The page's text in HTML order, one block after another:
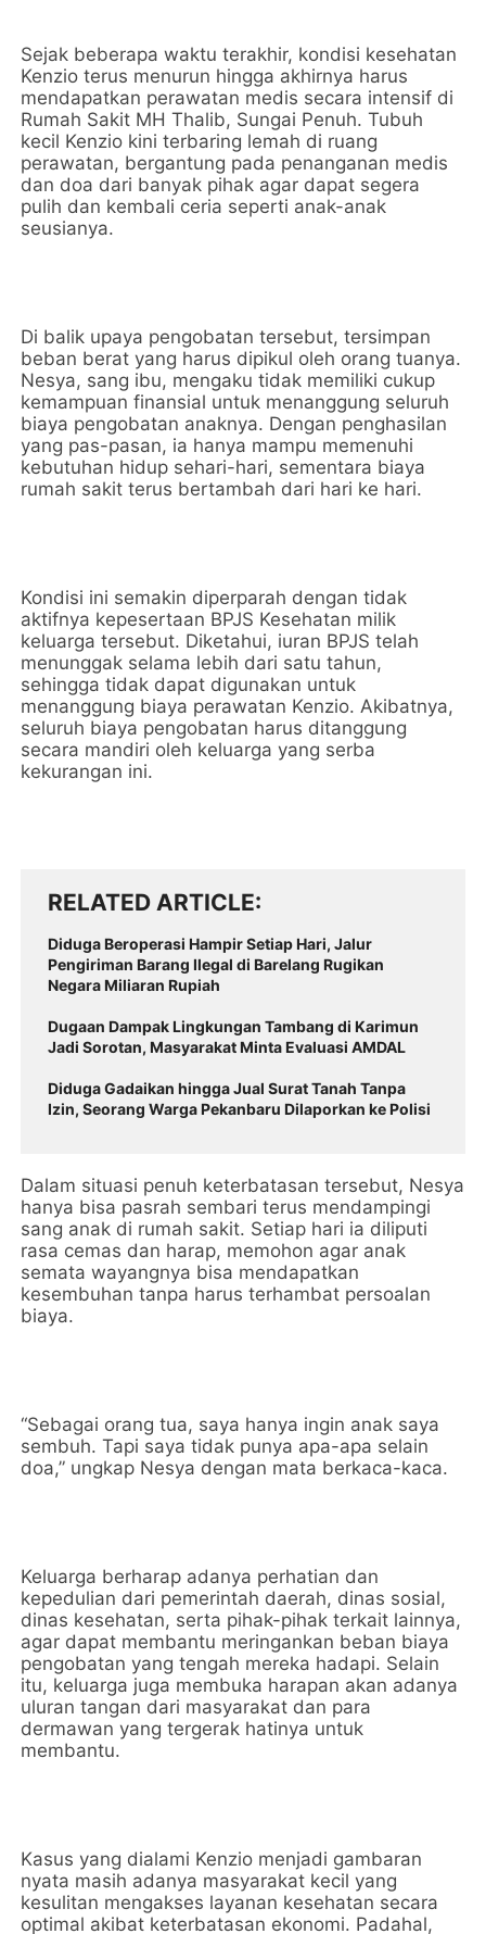
Sejak beberapa waktu terakhir, kondisi kesehatan
Kenzio terus menurun hingga akhirnya harus
mendapatkan perawatan medis secara intensif di
Rumah Sakit MH Thalib, Sungai Penuh. Tubuh
kecil Kenzio kini terbaring lemah di ruang
perawatan, bergantung pada penanganan medis
dan doa dari banyak pihak agar dapat segera
pulih dan kembali ceria seperti anak-anak
seusianya.
Di balik upaya pengobatan tersebut, tersimpan
beban berat yang harus dipikul oleh orang tuanya.
Nesya, sang ibu, mengaku tidak memiliki cukup
kemampuan finansial untuk menanggung seluruh
biaya pengobatan anaknya. Dengan penghasilan
yang pas-pasan, ia hanya mampu memenuhi
kebutuhan hidup sehari-hari, sementara biaya
rumah sakit terus bertambah dari hari ke hari.
Kondisi ini semakin diperparah dengan tidak
aktifnya kepesertaan BPJS Kesehatan milik
keluarga tersebut. Diketahui, iuran BPJS telah
menunggak selama lebih dari satu tahun,
sehingga tidak dapat digunakan untuk
menanggung biaya perawatan Kenzio. Akibatnya,
seluruh biaya pengobatan harus ditanggung
secara mandiri oleh keluarga yang serba
kekurangan ini.
RELATED ARTICLE
Diduga Beroperasi Hampir Setiap Hari, Jalur
Pengiriman Barang Ilegal di Barelang Rugikan
Negara Miliaran Rupiah
Dugaan Dampak Lingkungan Tambang di Karimun
Jadi Sorotan, Masyarakat Minta Evaluasi AMDAL
Diduga Gadaikan hingga Jual Surat Tanah Tanpa
Izin, Seorang Warga Pekanbaru Dilaporkan ke Polisi
Dalam situasi penuh keterbatasan tersebut, Nesya
hanya bisa pasrah sembari terus mendampingi
sang anak di rumah sakit. Setiap hari ia diliputi
rasa cemas dan harap, memohon agar anak
semata wayangnya bisa mendapatkan
kesembuhan tanpa harus terhambat persoalan
biaya.
“Sebagai orang tua, saya hanya ingin anak saya
sembuh. Tapi saya tidak punya apa-apa selain
doa,” ungkap Nesya dengan mata berkaca-kaca.
Keluarga berharap adanya perhatian dan
kepedulian dari pemerintah daerah, dinas sosial,
dinas kesehatan, serta pihak-pihak terkait lainnya,
agar dapat membantu meringankan beban biaya
pengobatan yang tengah mereka hadapi. Selain
itu, keluarga juga membuka harapan akan adanya
uluran tangan dari masyarakat dan para
dermawan yang tergerak hatinya untuk
membantu.
Kasus yang dialami Kenzio menjadi gambaran
nyata masih adanya masyarakat kecil yang
kesulitan mengakses layanan kesehatan secara
optimal akibat keterbatasan ekonomi. Padahal,